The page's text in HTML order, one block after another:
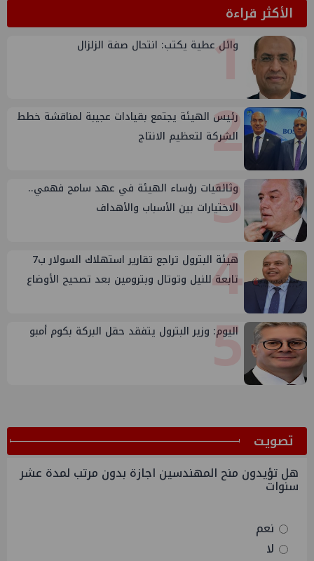
الأكثر قراءة1
وائل عطية يكتب: انتحال صفة الزلزال
2
رئيس الهيئة يجتمع بقيادات عجيبة لمناقشة خطط
الشركة لتعظيم الانتاج
3
وثائقيات رؤساء الهيئة في عهد سامح فهمي..
الاختيارات بين الأسباب والأهداف
4
هيئة البترول تراجع تقارير استهلاك السولار ب7
تابعة للنيل وتوتال وبترومين بعد تصحيح الأوضاع
5
اليوم: وزير البترول يتفقد حقل البركة بكوم أمبو
ﺗﺼﻮﻳﺖ
هل تؤيدون منح المهندسين اجازة بدون مرتب لمدة عشر
سنوات
نعم
لا